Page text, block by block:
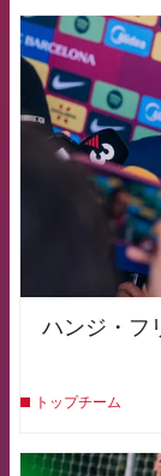
ハンジ・フ
トップチーム